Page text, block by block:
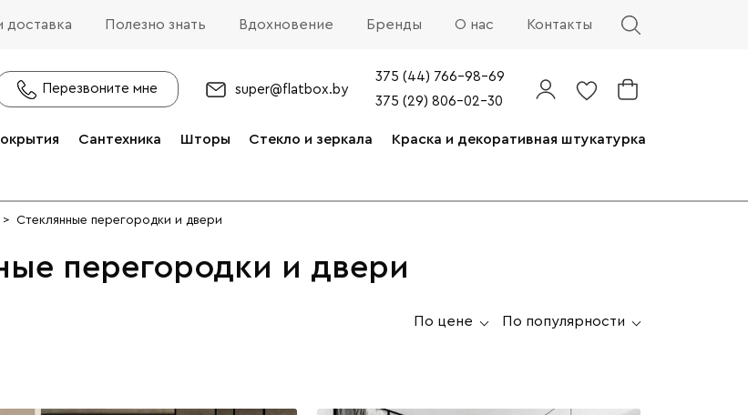
доставка Полезно знать Вдохновение Бренды О нас Контакты
Перезвоните мне super@flatbox.by
375 (44) 766-98-69
375 (29) 806-02-30
Сантехника Шторы Стекло и зеркала Краска и декоративная штукатурка
> Стеклянные перегородки и двери
перегородки и двери
По цене По популярности